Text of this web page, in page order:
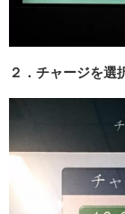
２．チャージを選